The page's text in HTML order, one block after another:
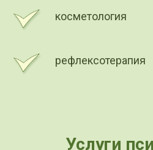
косметология
рефлексотерапия
Услуги